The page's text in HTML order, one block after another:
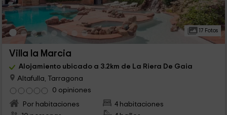
17 Fotos
Villa la Marcia
Alojamiento ubicado a 3.2km de La Riera De Gaia
Altafulla, Tarragona
0 opiniones
Por habitaciones
4 habitaciones